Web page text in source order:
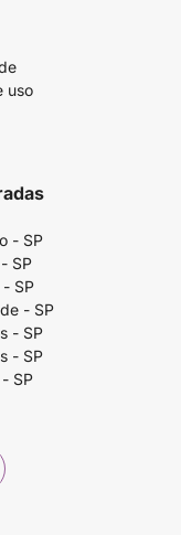
uso
- SP
SP
SP
- SP
- SP
- SP
SP